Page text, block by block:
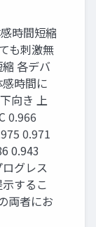
時間短縮
も刺激無
各デバ
時間に
向き 上
0.966
0.971
0.943
グレス
するこ
両者にお